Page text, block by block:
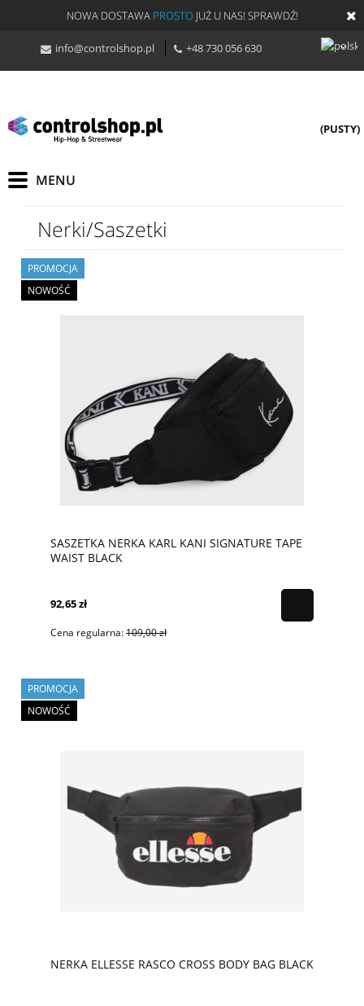
NOWA DOSTAWA PROSTO JUŻ U NAS! SPRAWDŹ!
info@controlshop.pl +48 730 056 630
(PUSTY)
Nerki/Saszetki
SASZETKA NERKA KARL KANI SIGNATURE TAPE
WAIST BLACK
92,65 zł
Cena regularna:109,00 zł
PROMOCJA
NOWOŚĆ
NERKA ELLESSE RASCO CROSS BODY BAG BLACK
PROMOCJA
NOWOŚĆ